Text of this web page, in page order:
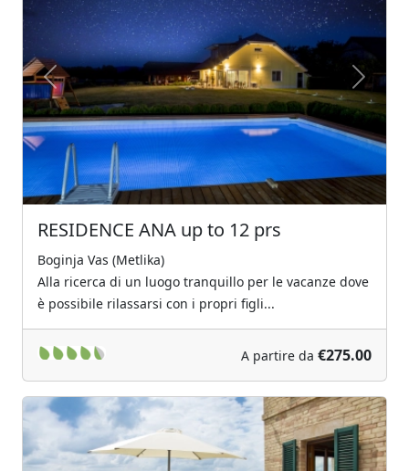
Previous Next
RESIDENCE ANA up to 12 prs
Boginja Vas (Metlika)
Alla ricerca di un luogo tranquillo per le vacanze dove
è possibile rilassarsi con i propri figli...
A partire da €275.00